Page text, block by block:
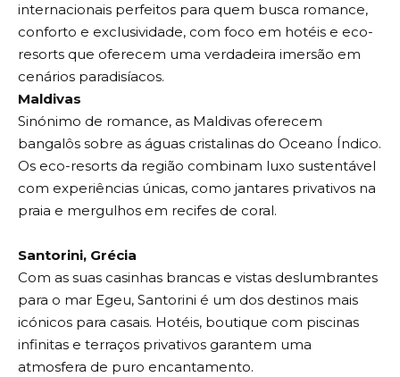
internacionais perfeitos para quem busca romance,
conforto e exclusividade, com foco em hotéis e eco-
resorts que oferecem uma verdadeira imersão em
cenários paradisíacos.
Maldivas
Sinónimo de romance, as Maldivas oferecem
bangalôs sobre as águas cristalinas do Oceano Índico.
Os eco-resorts da região combinam luxo sustentável
com experiências únicas, como jantares privativos na
praia e mergulhos em recifes de coral.
Santorini, Grécia
Com as suas casinhas brancas e vistas deslumbrantes
para o mar Egeu, Santorini é um dos destinos mais
icónicos para casais. Hotéis, boutique com piscinas
infinitas e terraços privativos garantem uma
atmosfera de puro encantamento.